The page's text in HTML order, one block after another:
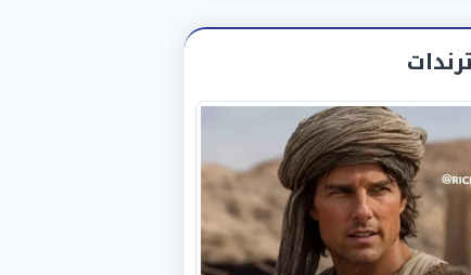
ترندات